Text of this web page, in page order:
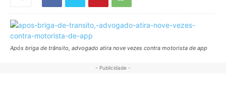
Após briga de trânsito, advogado atira nove vezes contra motorista de app
- Publicidade -